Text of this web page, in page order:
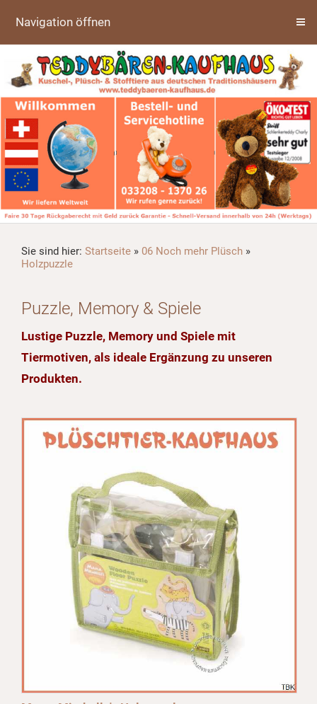
Navigation öffnen
Sie sind hier: Startseite » 06 Noch mehr Plüsch »
Holzpuzzle
Puzzle, Memory & Spiele
Lustige Puzzle, Memory und Spiele mit
Tiermotiven, als ideale Ergänzung zu unseren
Produkten.